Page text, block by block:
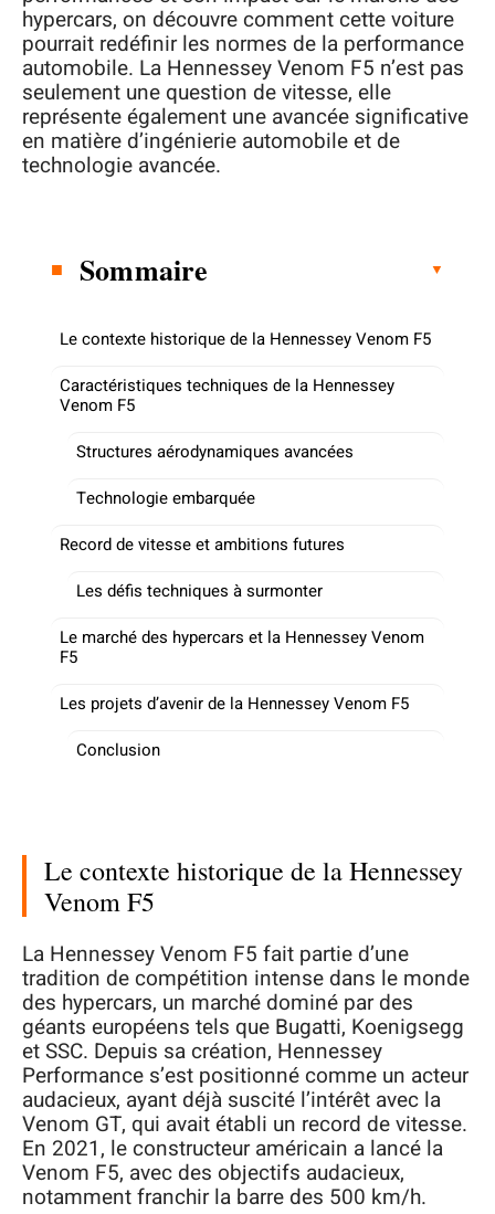
hypercars, on découvre comment cette voiture
pourrait redéfinir les normes de la performance
automobile. La Hennessey Venom F5 n’est pas
seulement une question de vitesse, elle
représente également une avancée significative
en matière d’ingénierie automobile et de
technologie avancée.
Sommaire
Le contexte historique de la Hennessey Venom F5
Caractéristiques techniques de la Hennessey
Venom F5
Structures aérodynamiques avancées
Technologie embarquée
Record de vitesse et ambitions futures
Les défis techniques à surmonter
Le marché des hypercars et la Hennessey Venom
F5
Les projets d’avenir de la Hennessey Venom F5
Conclusion
Le contexte historique de la Hennessey
Venom F5
La Hennessey Venom F5 fait partie d’une
tradition de compétition intense dans le monde
des hypercars, un marché dominé par des
géants européens tels que Bugatti, Koenigsegg
et SSC. Depuis sa création, Hennessey
Performance s’est positionné comme un acteur
audacieux, ayant déjà suscité l’intérêt avec la
Venom GT, qui avait établi un record de vitesse.
En 2021, le constructeur américain a lancé la
Venom F5, avec des objectifs audacieux,
notamment franchir la barre des 500 km/h.